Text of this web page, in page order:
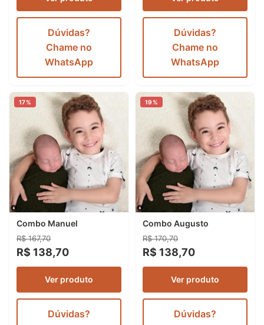
Dúvidas?
Chame no
WhatsApp
Dúvidas?
Chame no
WhatsApp
17%
Combo Manuel
R$ 167,70
R$ 138,70
Ver produto
Dúvidas?
19%
Combo Augusto
R$ 170,70
R$ 138,70
Ver produto
Dúvidas?